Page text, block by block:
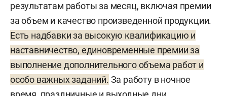
результатам работы за месяц, включая премии
за объем и качество произведенной продукции.
Есть надбавки за высокую квалификацию и
наставничество, единовременные премии за
выполнение дополнительного объема работ и
особо важных заданий. За работу в ночное